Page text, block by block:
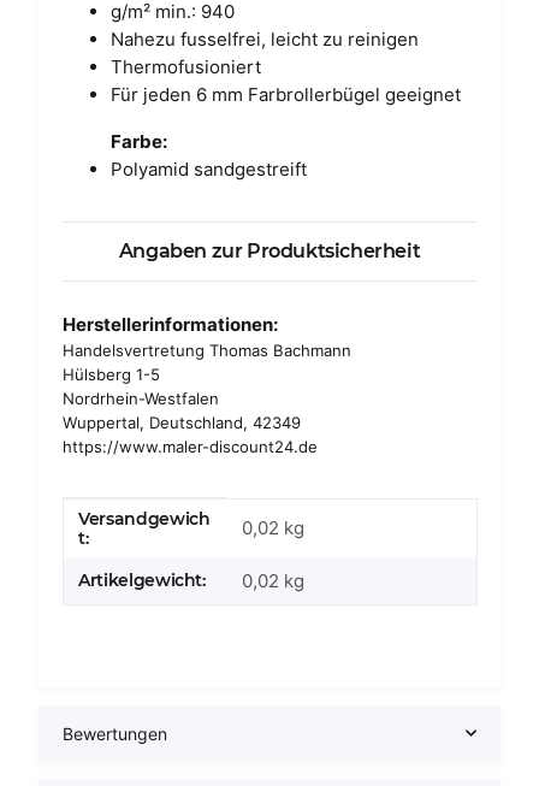
g/m² min.: 940
Nahezu fusselfrei, leicht zu reinigen
Thermofusioniert
Für jeden 6 mm Farbrollerbügel geeignet
Farbe:
Polyamid sandgestreift
Angaben zur Produktsicherheit
Herstellerinformationen:
Handelsvertretung Thomas Bachmann
Hülsberg 1-5
Nordrhein-Westfalen
Wuppertal, Deutschland, 42349
https://www.maler-discount24.de
Produkteigenschaft
Wert
Versandgewich
t:
0,02 kg
Artikelgewicht: 0,02 kg
Bewertungen